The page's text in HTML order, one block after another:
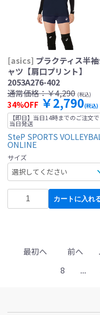
[asics] プラクティス半
ャツ【肩口プリント】
2053A276-402
通常価格：￥4,290 (税込)
34%OFF ￥2,790(税込)
【即日】当日14時までのご注文で
当日発送
SteP SPORTS
ONLINE
サイズ
カートに入れ
最初へ 前へ
8
...